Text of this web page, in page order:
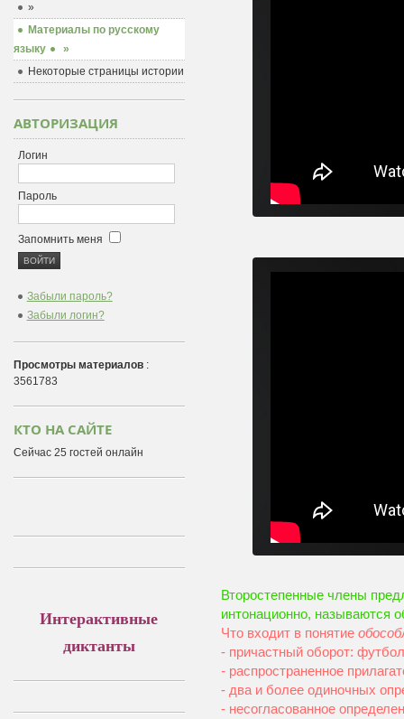
Второстепенные члены
интонационно, называются
Что входит в понятие
- причастный оборот:
- распространенное
- два и более одиночных
- несогласованное
»
Материалы по русскому
языку
»
Некоторые страницы истории
АВТОРИЗАЦИЯ
Логин
Пароль
Запомнить меня
Забыли пароль?
Забыли логин?
Просмотры материалов:
3561783
КТО НА САЙТЕ
Сейчас 25 гостей онлайн
Интерактивные
диктанты